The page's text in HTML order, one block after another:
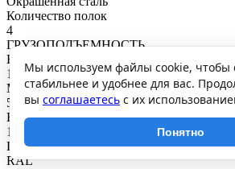
Количество полок
4
ГРУЗОПОДЪЕМНОСТЬ
Нагрузка на полку, кг
145
Максимальная общая нагрузка, кг
580
Нагрузка на секцию, кг
1000
ПОКРЫТИЕ И ЦВЕТ
RAL
Мы используем файлы cookie, чтобы
стабильнее и удобнее для вас.
вы соглашаетесь с их
Понятно